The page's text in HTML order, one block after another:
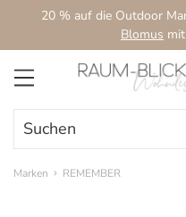
Zum Hauptinhalt springen
20 % auf die Outdoor
Blomus
Marken REMEMBER